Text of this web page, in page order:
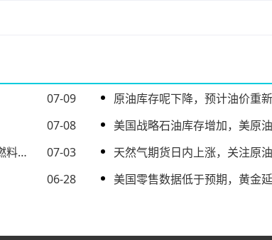
07-09
07-08
美国API原油库存下降，期货市场出现燃料油上涨情况
07-03
06-28
原油库存呢下降，预计油价重
美国战略石油库存增加，美原
天然气期货日内上涨，关注原
美国零售数据低于预期，黄金